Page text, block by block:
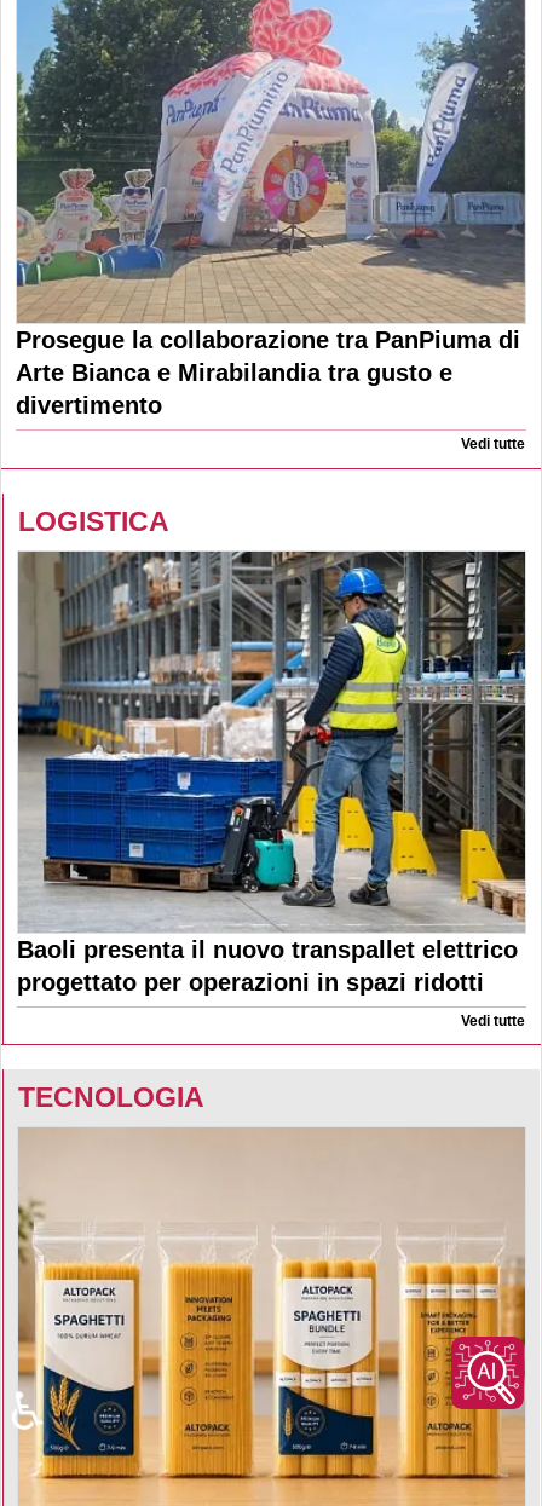
Prosegue la collaborazione tra PanPiuma di
Arte Bianca e Mirabilandia tra gusto e
divertimento
Vedi tutte
LOGISTICA
Baoli presenta il nuovo transpallet elettrico
progettato per operazioni in spazi ridotti
Vedi tutte
TECNOLOGIA